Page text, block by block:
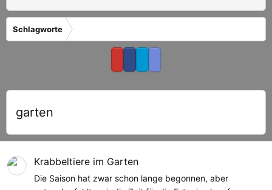
Schlagworte
garten
Krabbeltiere im Garten
Die Saison hat zwar schon lange begonnen, aber